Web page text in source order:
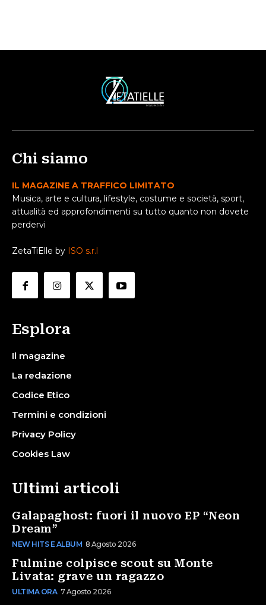
Chi siamo
IL MAGAZINE A TRAFFICO LIMITATO
Musica, arte e cultura, lifestyle, costume e società, sport,
attualità ed approfondimenti su tutto quanto non dovete
perdervi
ZetaTiElle by ISO s.r.l
Esplora
Il magazine
La redazione
Codice Etico
Termini e condizioni
Privacy Policy
Cookies Law
Ultimi articoli
Galapaghost: fuori il nuovo EP “Neon
Dream”
NEW HITS E ALBUM 8 Agosto 2026
Fulmine colpisce scout su Monte
Livata: grave un ragazzo
ULTIMA ORA 7 Agosto 2026